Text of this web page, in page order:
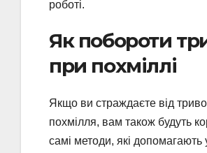
роботі.
Як побороти
при похміллі
Якщо ви страждаєте від
похмілля, вам також будуть
самі методи, які допомагають